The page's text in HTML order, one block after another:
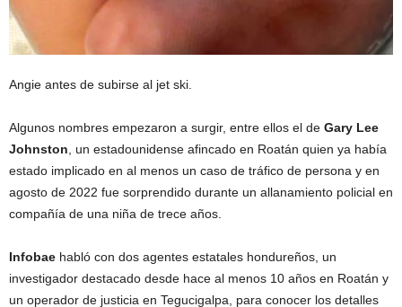
Angie antes de subirse al jet ski.
Algunos nombres empezaron a surgir, entre ellos el de Gary Lee
Johnston , un estadounidense afincado en Roatán quien ya había
estado implicado en al menos un caso de tráfico de persona y en
agosto de 2022 fue sorprendido durante un allanamiento policial en
compañía de una niña de trece años.
Infobae habló con dos agentes estatales hondureños, un
investigador destacado desde hace al menos 10 años en Roatán y
un operador de justicia en Tegucigalpa, para conocer los detalles